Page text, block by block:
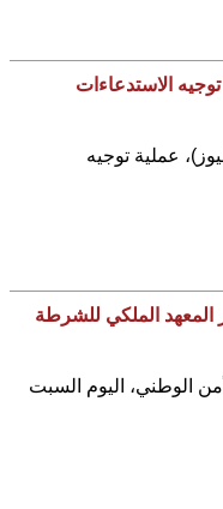
توجيه الاستدعاءات
انطلقت اليوم السبت (1 يوليوز)، عملية توجيه
المعهد الملكي للشرطة
الوطني، اليوم السبت